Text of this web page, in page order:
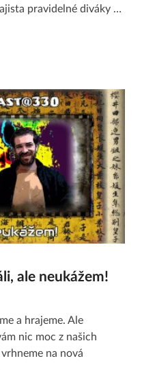
pravidelné diváky …
ale neukážem!
a hrajeme. Ale
nic moc z našich
na nová